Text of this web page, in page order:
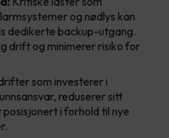
og nødlys kan
dedikerte backup-utgang.
drift og minimerer risiko for
som investerer i
reduserer sitt
i forhold til nye